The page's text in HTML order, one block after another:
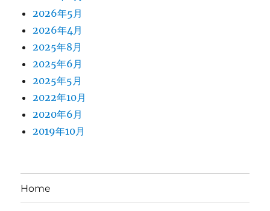
2026年5月
2026年4月
2025年8月
2025年6月
2025年5月
2022年10月
2020年6月
2019年10月
Home